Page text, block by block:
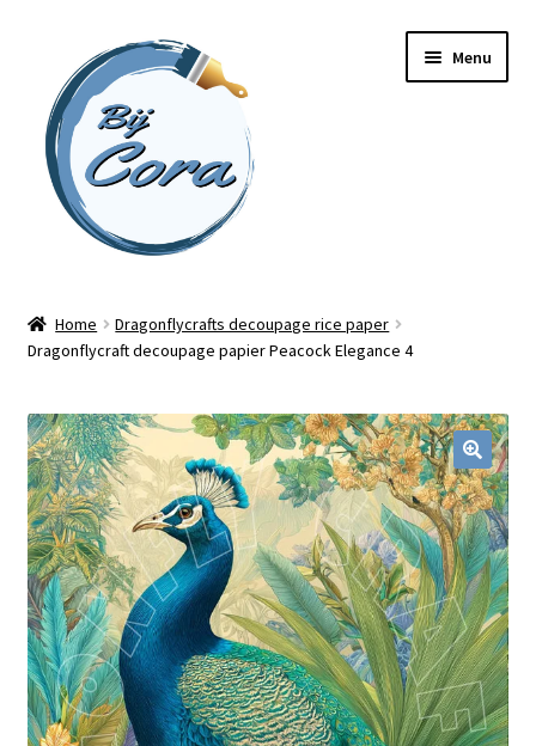
naar
navigatie
inhoud
Menu
Workshops
Online cursussen
Shop
Blog / DIY / Tutorials
Over mij
Contact
Home
Dragonflycrafts decoupage rice paper
Dragonflycraft decoupage papier Peacock Elegance 4